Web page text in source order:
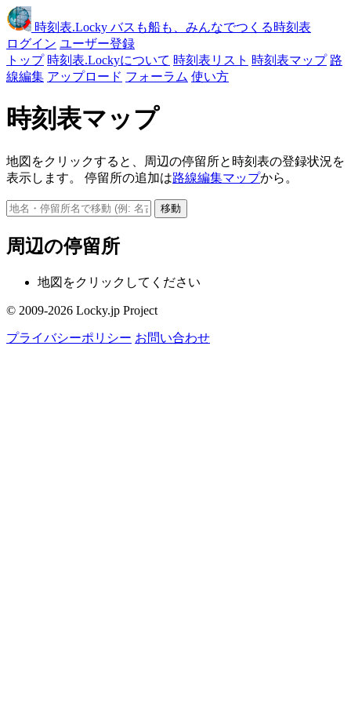
時刻表.Locky バスも船も、みんなでつくる時刻表
ログイン ユーザー登録
トップ 時刻表.Lockyについて 時刻表リスト 時刻表マップ 路
線編集 アップロード フォーラム 使い方
時刻表マップ
地図をクリックすると、周辺の停留所と時刻表の登録状況を
表示します。 停留所の追加は路線編集マップから。
移動
周辺の停留所
地図をクリックしてください
© 2009-2026 Locky.jp Project
プライバシーポリシー お問い合わせ